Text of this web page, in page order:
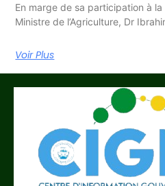
En marge de sa participation à
Ministre de l’Agriculture, Dr
Voir Plus